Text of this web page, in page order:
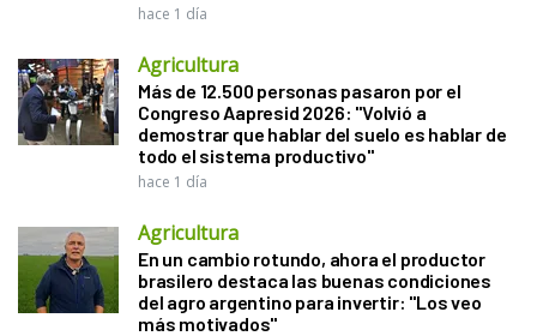
hace 1 día
Agricultura
Más de 12.500 personas pasaron por el
Congreso Aapresid 2026: "Volvió a
demostrar que hablar del suelo es hablar de
todo el sistema productivo"
hace 1 día
Agricultura
En un cambio rotundo, ahora el productor
brasilero destaca las buenas condiciones
del agro argentino para invertir: "Los veo
más motivados"